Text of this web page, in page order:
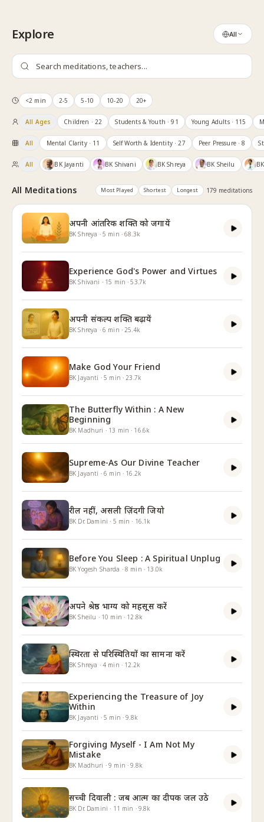
Explore All
<2 min 2-5 5-10 10-20 20+
All Ages Children · 22 Students & Youth · 91 Young Adults· 115
All Mental Clarity· 11 Self Worth & Identity· 27 Peer Pressure· 8
All BK Jayanti BK Shivani BK Shreya BK Sheilu
All Meditations Most Played Shortest Longest 179 meditations
अपनी आंतरिक शक्ति को जगायें
BK Shreya · 5 min ·68.3k
Experience God's Power and Virtues
BK Shivani · 15 min ·53.7k
अपनी संकल्प शक्ति बढ़ायें
BK Shreya · 6 min · 25.4k
Make God Your Friend
BK Jayanti ·5 min · 23.7k
The Butterfly Within : A New
Beginning
BK Madhuri · 13 min · 16.6k
Supreme-As Our Divine Teacher
BK Jayanti ·6 min · 16.2k
रील नहीं, असली ज़िंदगी जियो
BK Dr. Damini · 5 min · 16.1k
Before You Sleep : A Spiritual Unplug
BK Yogesh Sharda ·8 min · 13.0k
अपने श्रेष्ठ भाग्य को महसूस करें
BK Sheilu · 10 min · 12.8k
स्थिरता से परिस्थितियों का सामना करें
BK Shreya · 4 min · 12.2k
Experiencing the Treasure of Joy
Within
BK Jayanti ·5 min ·9.8k
Forgiving Myself - I Am Not My
Mistake
BK Madhuri ·9 min ·9.8k
सच्ची दिवाली : जब आत्म का दीपक जल उठे
BK Dr. Damini · 11 min · 9.8k